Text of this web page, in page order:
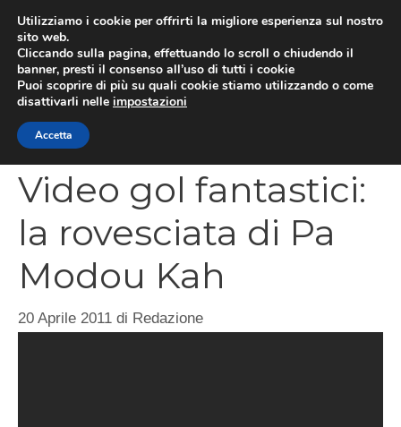
contenuto
Video gol fantastici:
la rovesciata di Pa
Modou Kah
20 Aprile 2011 di Redazione
Utilizziamo i cookie per offrirti la migliore esperienza sul nostro
sito web.
Cliccando sulla pagina, effettuando lo scroll o chiudendo il
banner, presti il consenso all’uso di tutti i cookie
Puoi scoprire di più su quali cookie stiamo utilizzando o come
disattivarli nelle impostazioni
Accetta